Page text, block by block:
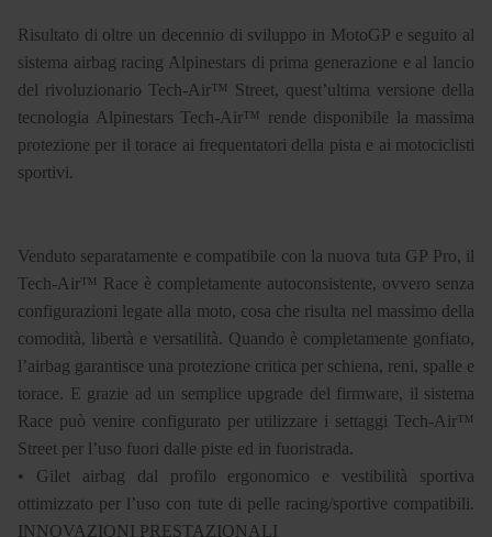
Risultato di oltre un decennio di sviluppo in MotoGP e seguito al
sistema airbag racing Alpinestars di prima generazione e al lancio
del rivoluzionario Tech-Air™ Street, quest’ultima versione della
tecnologia Alpinestars Tech-Air™ rende disponibile la massima
protezione per il torace ai frequentatori della pista e ai motociclisti
sportivi.
Venduto separatamente e compatibile con la nuova tuta GP Pro, il
Tech-Air™ Race è completamente autoconsistente, ovvero senza
configurazioni legate alla moto, cosa che risulta nel massimo della
comodità, libertà e versatilità. Quando è completamente gonfiato,
l’airbag garantisce una protezione critica per schiena, reni, spalle e
torace. E grazie ad un semplice upgrade del firmware, il sistema
Race può venire configurato per utilizzare i settaggi Tech-Air™
Street per l’uso fuori dalle piste ed in fuoristrada.
• Gilet airbag dal profilo ergonomico e vestibilità sportiva
ottimizzato per l’uso con tute di pelle racing/sportive compatibili.
INNOVAZIONI PRESTAZIONALI